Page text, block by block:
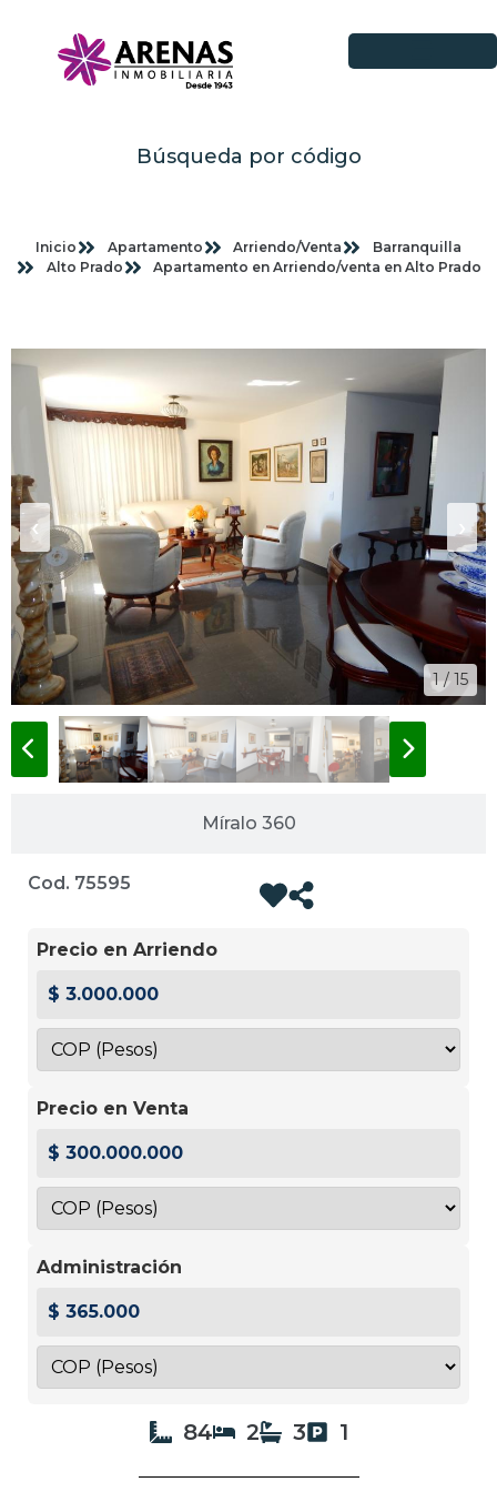
Búsqueda por código
Inicio Apartamento Arriendo/Venta
Barranquilla
Alto Prado
Apartamento en Arriendo/venta en Alto Prado
Míralo 360
1 / 15
‹ ›
Cod. 75595
Precio en Arriendo
$ 3.000.000
Precio en Venta
$ 300.000.000
Administración
$ 365.000
84 2 3 1